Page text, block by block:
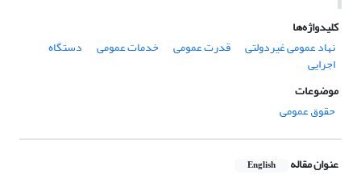
کلیدواژه‌ها
نهاد عمومی غیردولتی
قدرت عمومی خدمات عمومی دستگاه
اجرایی
موضوعات
حقوق عمومی
عنوان مقاله English